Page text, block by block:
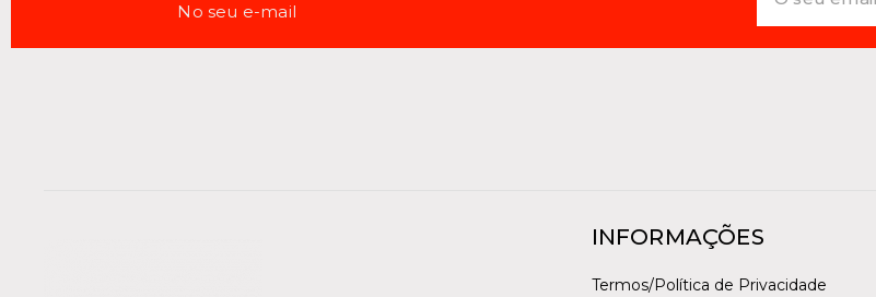
No seu e-mail
INFORMAÇÕES
Termos/Política de Privacidade